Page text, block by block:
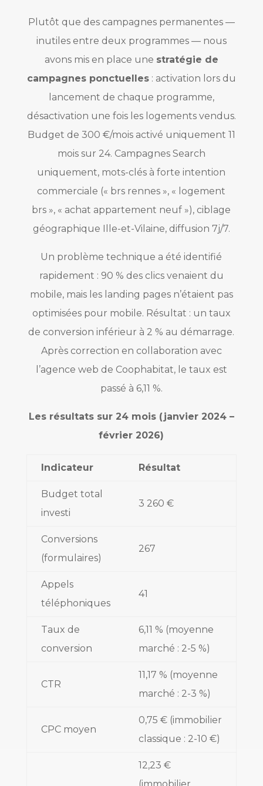
Plutôt que des campagnes permanentes —
inutiles entre deux programmes — nous
avons mis en place une stratégie de
campagnes ponctuelles: activation lors du
lancement de chaque programme,
désactivation une fois les logements vendus.
Budget de 300 €/mois activé uniquement 11
mois sur 24. Campagnes Search
uniquement, mots-clés à forte intention
commerciale (« brs rennes », « logement
brs », « achat appartement neuf »), ciblage
géographique Ille-et-Vilaine, diffusion 7j/7.
Un problème technique a été identifié
rapidement : 90 % des clics venaient du
mobile, mais les landing pages n’étaient pas
optimisées pour mobile. Résultat : un taux
de conversion inférieur à 2 % au démarrage.
Après correction en collaboration avec
l’agence web de Coophabitat, le taux est
passé à 6,11 %.
Les résultats sur 24 mois (janvier 2024 –
février 2026)
Indicateur Résultat
Budget total
investi
3 260 €
Conversions
(formulaires)
267
Appels
téléphoniques
41
Taux de
conversion
6,11 % (moyenne
marché : 2-5 %)
CTR
11,17 % (moyenne
marché : 2-3 %)
CPC moyen
0,75 € (immobilier
classique : 2-10 €)
12,23 €